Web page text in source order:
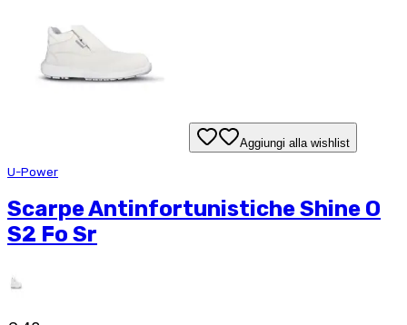
Aggiungi alla wishlist
U-Power
Scarpe Antinfortunistiche Shine O
S2 Fo Sr